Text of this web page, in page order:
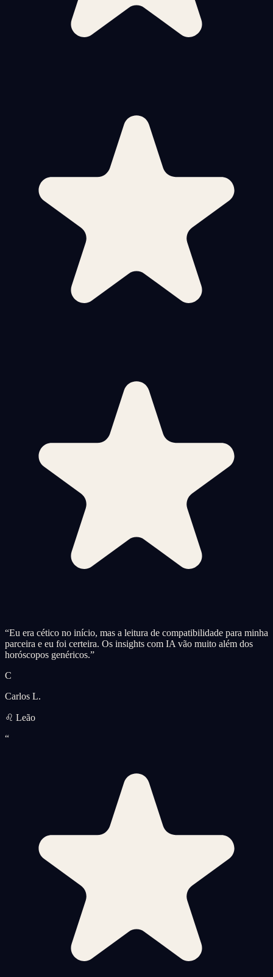
“Eu era cético no início, mas a leitura de compatibilidade para minha
parceira e eu foi certeira. Os insights com IA vão muito além dos
horóscopos genéricos.”
C
Carlos L.
♌ Leão
“